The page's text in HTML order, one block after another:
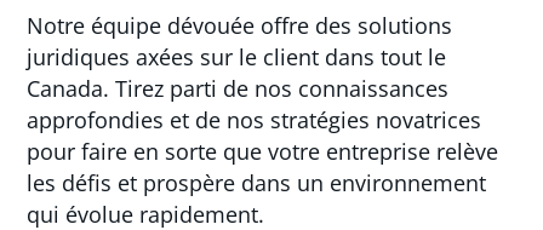
Notre équipe dévouée offre des solutions
juridiques axées sur le client dans tout le
Canada. Tirez parti de nos connaissances
approfondies et de nos stratégies novatrices
pour faire en sorte que votre entreprise relève
les défis et prospère dans un environnement
qui évolue rapidement.